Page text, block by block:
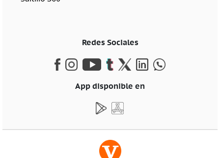
Redes Sociales
App disponible en